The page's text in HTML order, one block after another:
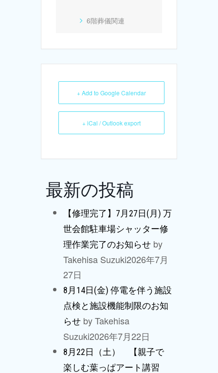
6階葬儀関連
+ Add to Google Calendar
+ iCal / Outlook export
最新の投稿
【修理完了】7月27日(月) 万
世会館駐車場シャッター修
理作業完了のお知らせ by
Takehisa Suzuki2026年7月
27日
8月14日(金) 停電を伴う施設
点検と施設機能制限のお知
らせ by Takehisa
Suzuki2026年7月22日
8月22日（土） 【親子で
楽しむ葉っぱアート講習